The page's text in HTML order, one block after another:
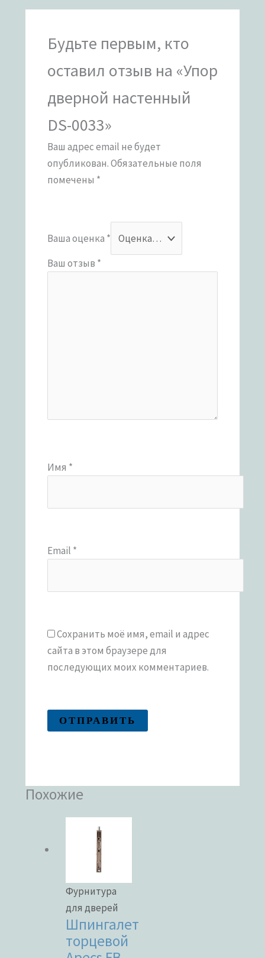
Будьте первым, кто
оставил отзыв на «Упор
дверной настенный
DS-0033»
Ваш адрес email не будет
опубликован.Обязательные поля
помечены *
Ваша оценка *
Ваш отзыв *
Имя *
Email *
Сохранить моё имя, email и адрес
сайта в этом браузере для
последующих моих комментариев.
Похожие
Фурнитура
для дверей
Шпингалет
торцевой